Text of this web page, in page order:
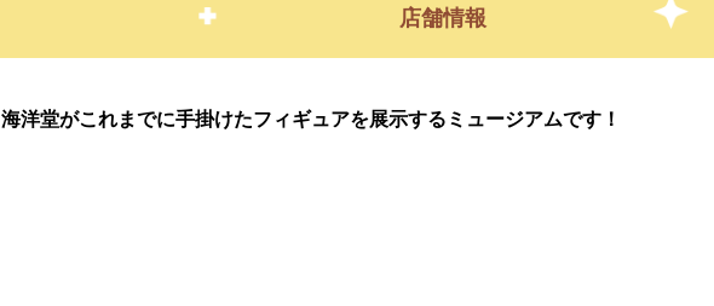
店舗情報
海洋堂がこれまでに手掛けたフィギュアを展示するミュージアムです！